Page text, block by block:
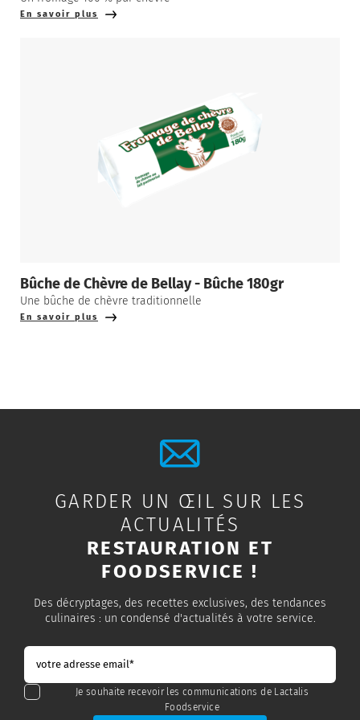
En savoir plus
Bûche de Chèvre de Bellay - Bûche 180gr
Une bûche de chèvre traditionnelle
En savoir plus
GARDER UN ŒIL SUR LES
ACTUALITÉS
RESTAURATION ET
FOODSERVICE !
Des décryptages, des recettes exclusives, des tendances
culinaires : un condensé d'actualités à votre service.
Je souhaite recevoir les communications de Lactalis
Foodservice